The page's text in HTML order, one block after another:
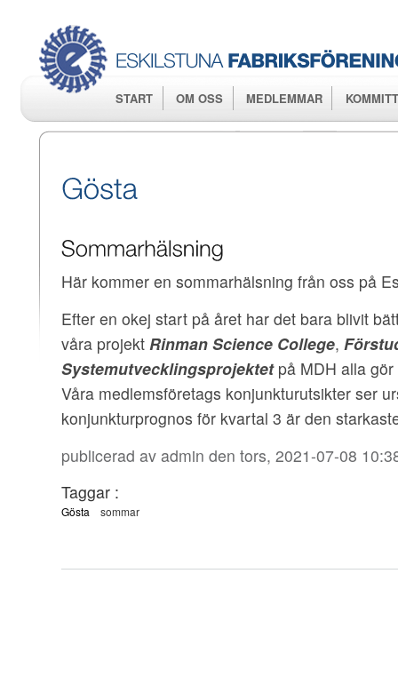
START OM OSS MEDLEMMAR
Här kommer en sommarhälsning från oss på
Efter en okej start på året har det bara blivit
våra projektRinman Science College,
Systemutvecklingsprojektetpå MDH alla gör
Våra medlemsföretags konjunkturutsikter ser
konjunkturprognos för kvartal 3 är den
publicerad av admin den tors, 2021-07-08
Taggar :
Gösta sommar